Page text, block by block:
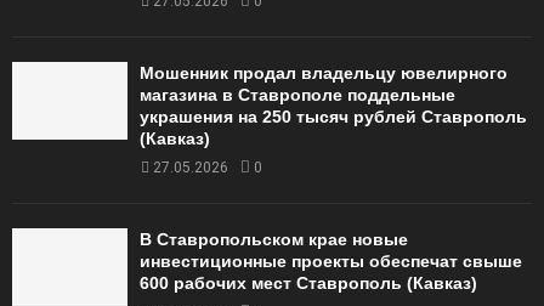
Мошенник продал владельцу ювелирного
магазина в Ставрополе поддельные
украшения на 250 тысяч рублей Ставрополь
(Кавказ)
27.05.2026 0
В Ставропольском крае новые
инвестиционные проекты обеспечат свыше
600 рабочих мест Ставрополь (Кавказ)